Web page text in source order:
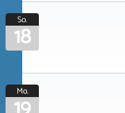
So.
18
Mo.